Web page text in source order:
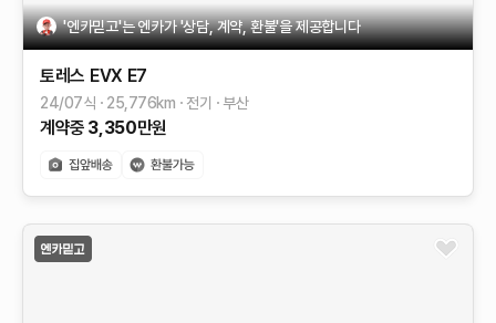
'엔카믿고'는 엔카가 '상담, 계약, 환불'을 제공합니다
토레스 EVX E7
24/07식 25,776km 전기 부산
계약중 3,350만원